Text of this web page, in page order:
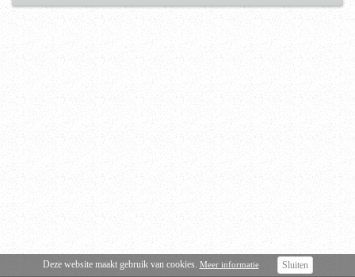
Deze website maakt gebruik van cookies. Meer informatie Sluiten